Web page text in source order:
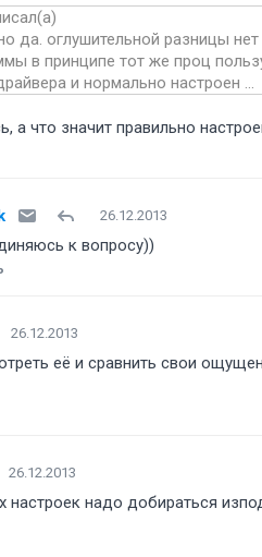
да. оглушительной разницы
в принципе тот же проц
и нормально настроен ...
а что значит правильно
26.12.2013
к вопросу))
26.12.2013
её и сравнить свои
26.12.2013
надо добираться